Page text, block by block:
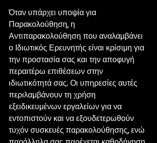
Όταν υπάρχει υποψία για
Παρακολούθηση, η
Αντιπαρακολούθηση που αναλαμβάνει
ο Ιδιωτικός Ερευνητής είναι κρίσιμη για
την προστασία σας και την αποφυγή
περαιτέρω επιθέσεων στην
ιδιωτικότητά σας. Οι υπηρεσίες αυτές
περιλαμβάνουν τη χρήση
εξειδικευμένων εργαλείων για να
εντοπιστούν και να εξουδετερωθούν
τυχόν συσκευές παρακολούθησης, ενώ